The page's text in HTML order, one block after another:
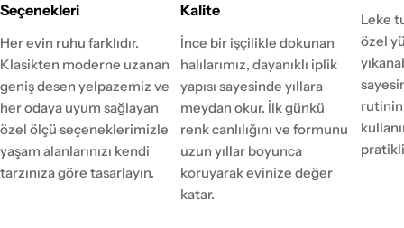
Seçenekleri
Her evin ruhu farklıdır.
Klasikten moderne uzanan
geniş desen yelpazemiz ve
her odaya uyum sağlayan
özel ölçü seçeneklerimizle
yaşam alanlarınızı kendi
tarzınıza göre tasarlayın.
Kalite
İnce bir işçilikle dokunan
halılarımız, dayanıklı iplik
yapısı sayesinde yıllara
meydan okur. İlk günkü
renk canlılığını ve formunu
uzun yıllar boyunca
koruyarak evinize değer
katar.
Leke
özel